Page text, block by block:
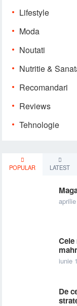
Lifestyle
Moda
Noutati
Nutritie &
Recomandari
Reviews
Tehnologie
POPULAR LATEST
iunie
De